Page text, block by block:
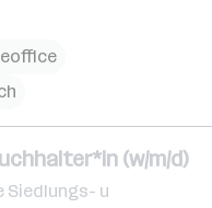
(w/m/d)
Siedlungs- u